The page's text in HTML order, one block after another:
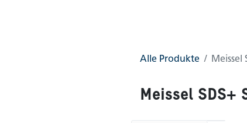
Alle Produkte Meissel
Meissel SDS+